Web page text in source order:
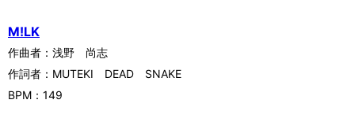
M!LK
作曲者： 浅野 尚志
作詞者： MUTEKI DEAD SNAKE
BPM： 149